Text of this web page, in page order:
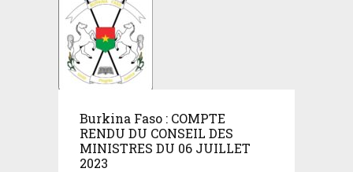
Burkina Faso : COMPTE
RENDU DU CONSEIL DES
MINISTRES DU 06 JUILLET
2023